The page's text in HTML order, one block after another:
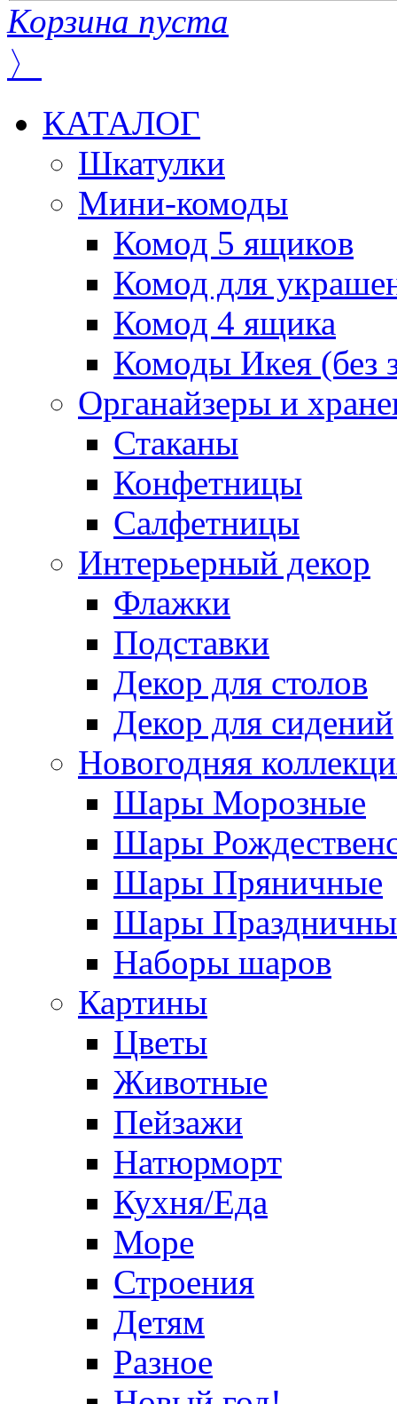
Корзина пуста
〉
КАТАЛОГ
Шкатулки
Мини-комоды
Комод 5 ящиков
Комод для
Комод 4 ящика
Комоды Икея (без
Органайзеры и
Стаканы
Конфетницы
Салфетницы
Интерьерный декор
Флажки
Подставки
Декор для столов
Декор для сидений
Новогодняя
Шары Морозные
Шары
Шары Пряничные
Шары
Наборы шаров
Картины
Цветы
Животные
Пейзажи
Натюрморт
Кухня/Еда
Море
Строения
Детям
Разное